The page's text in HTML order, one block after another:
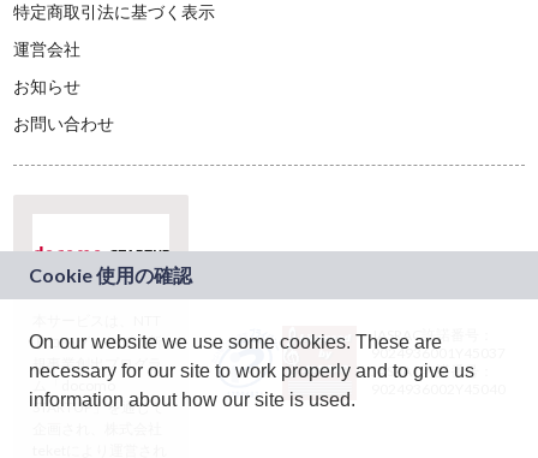
特定商取引法に基づく表示
運営会社
お知らせ
お問い合わせ
ドコモグループの新
規事業創出プログラ
ム「docomo
STARTUP」を通じて
JASRAC許諾番号：
9024936001Y45037
JASRAC許諾番号：
On our website we use some cookies. These are
necessary for our site to work properly and to give us
information about how our site is used.